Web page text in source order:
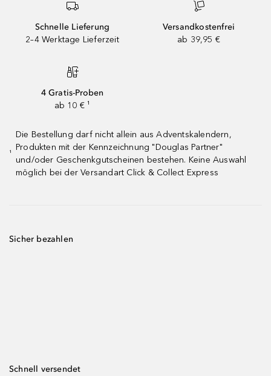
Schnelle Lieferung
2–4 Werktage Lieferzeit
Versandkostenfrei
ab 39,95 €
4 Gratis-Proben
ab 10 € ¹
¹
Die Bestellung darf nicht allein aus Adventskalendern,
Produkten mit der Kennzeichnung "Douglas Partner"
und/oder Geschenkgutscheinen bestehen. Keine Auswahl
möglich bei der Versandart Click & Collect Express
Sicher bezahlen
Schnell versendet